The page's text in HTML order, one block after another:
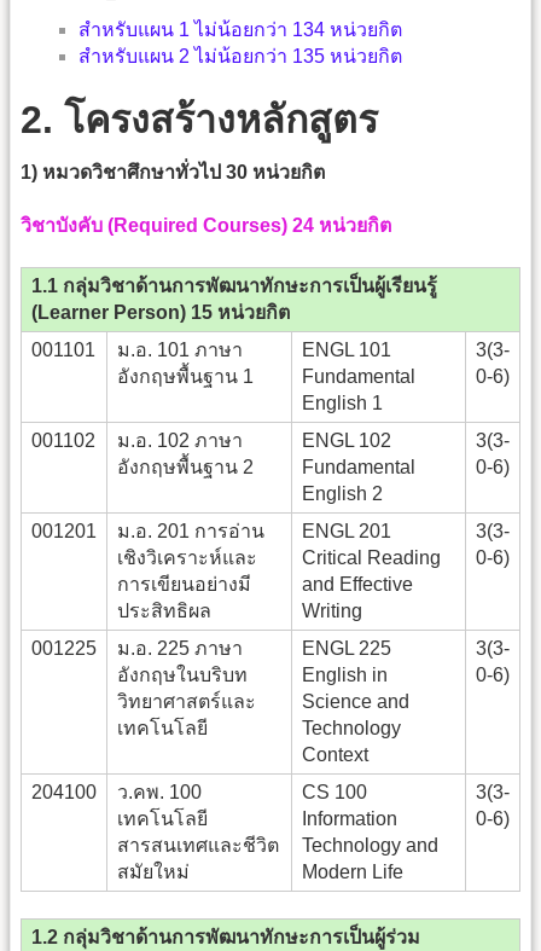
สำหรับแผน 1 ไม่น้อยกว่า 134 หน่วยกิต
สำหรับแผน 2 ไม่น้อยกว่า 135 หน่วยกิต
2. โครงสร้างหลักสูตร
1) หมวดวิชาศึกษาทั่วไป 30 หน่วยกิต
วิชาบังคับ (Required Courses) 24 หน่วยกิต
1.1 กลุ่มวิชาด้านการพัฒนาทักษะการเป็นผู้เรียนรู้
(Learner Person) 15 หน่วยกิต
001101
ม.อ. 101 ภาษา
อังกฤษพื้นฐาน 1
ENGL 101
Fundamental
English 1
3(3-
0-6)
001102
ม.อ. 102 ภาษา
อังกฤษพื้นฐาน 2
ENGL 102
Fundamental
English 2
3(3-
0-6)
001201
ม.อ. 201 การอ่าน
เชิงวิเคราะห์และ
การเขียนอย่างมี
ประสิทธิผล
ENGL 201
Critical Reading
and Effective
Writing
3(3-
0-6)
001225
ม.อ. 225 ภาษา
อังกฤษในบริบท
วิทยาศาสตร์และ
เทคโนโลยี
ENGL 225
English in
Science and
Technology
Context
3(3-
0-6)
204100
ว.คพ. 100
เทคโนโลยี
สารสนเทศและชีวิต
สมัยใหม่
CS 100
Information
Technology and
Modern Life
3(3-
0-6)
1.2 กลุ่มวิชาด้านการพัฒนาทักษะการเป็นผู้ร่วม